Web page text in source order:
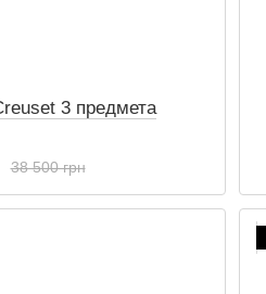
3 предмета
38 500 грн